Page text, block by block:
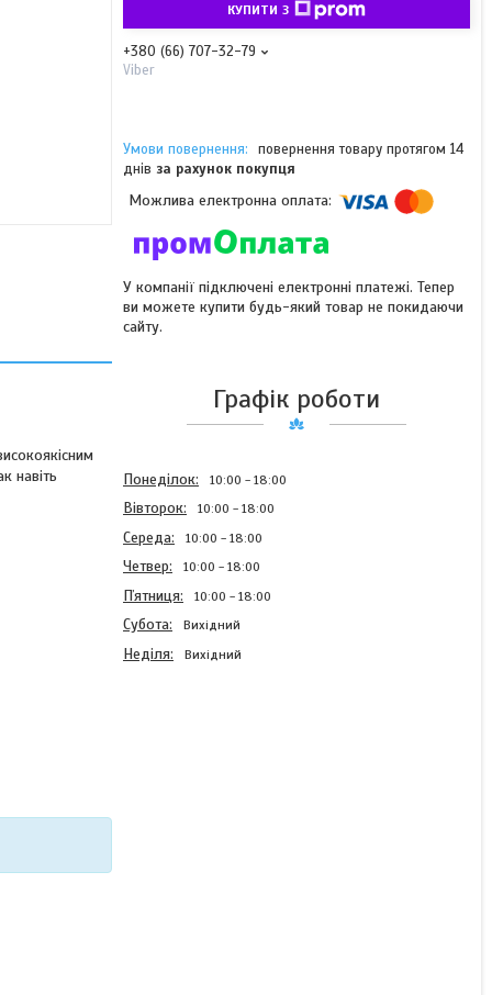
навіть
КУПИТИ З
+380 (66) 707-32-79
Viber
повернення товару протягом 14
днів за рахунок покупця
У компанії підключені електронні платежі. Тепер
ви можете купити будь-який товар не покидаючи
сайту.
Графік роботи
Понеділок 10:00 18:00
Вівторок 10:00 18:00
Середа 10:00 18:00
Четвер 10:00 18:00
Пʼятниця 10:00 18:00
Субота Вихідний
Неділя Вихідний